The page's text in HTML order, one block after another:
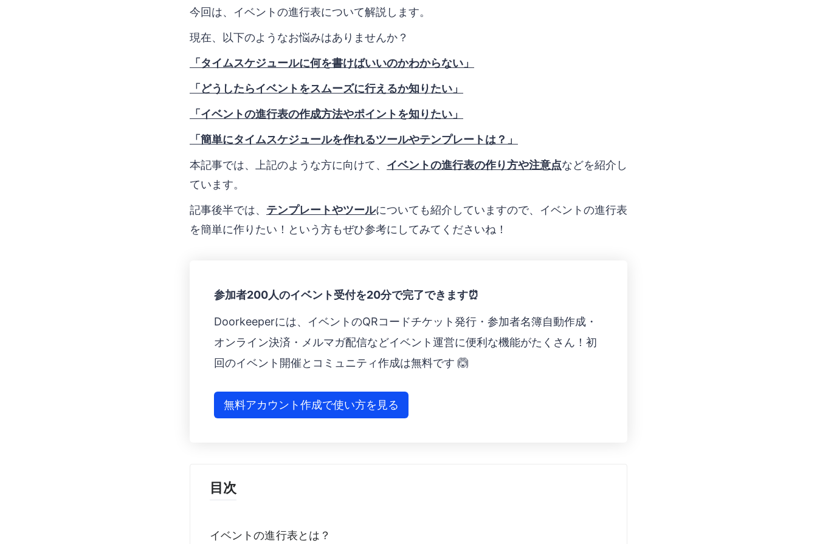
今回は、イベントの進行表について解説します。
現在、以下のようなお悩みはありませんか？
「タイムスケジュールに何を書けばいいのかわからない」
「どうしたらイベントをスムーズに行えるか知りたい」
「イベントの進行表の作成方法やポイントを知りたい」
「簡単にタイムスケジュールを作れるツールやテンプレートは？」
本記事では、上記のような方に向けて、 イベントの進行表の作り方や注意点などを紹介し
ています。
記事後半では、 テンプレートやツールについても紹介していますので、イベントの進行表
を簡単に作りたい！という方もぜひ参考にしてみてくださいね！
参加者200人のイベント受付を20分で完了できます⏰
Doorkeeperには、イベントのQRコードチケット発行・参加者名簿自動作成 ・
オンライン決済 ・メルマガ配信などイベント運営に便利な機能がたくさん！初
回のイベント開催とコミュニティ作成は無料です 🙆
無料アカウント作成で使い方を見る
目次
イベントの進行表とは？